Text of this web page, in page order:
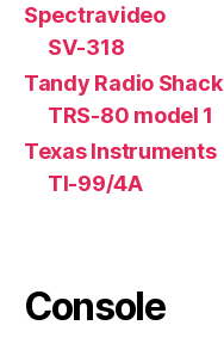
Spectravideo
SV-318
Tandy Radio Shack
TRS-80 model 1
Texas Instruments
TI-99/4A
Console